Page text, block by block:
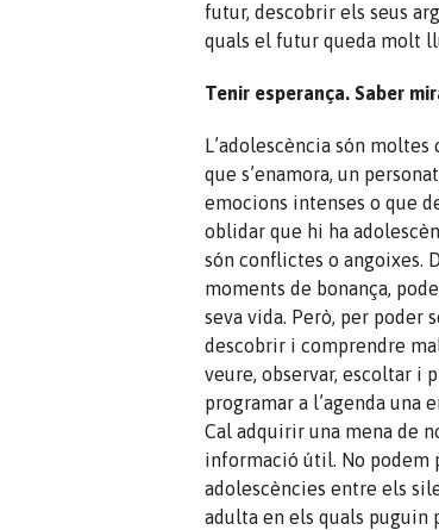
futur, descobrir els seus
quals el futur queda molt
Tenir esperança. Saber
L’adolescència són moltes
que s’enamora, un
emocions intenses o que
oblidar que hi ha
són conflictes o angoixes.
moments de bonança,
seva vida. Però, per poder
descobrir i comprendre
veure, observar, escoltar i
programar a l’agenda una
Cal adquirir una mena de
informació útil. No podem
adolescències entre els
adulta en els quals puguin